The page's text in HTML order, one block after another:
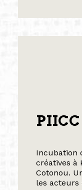
PIICC
Incubation
créatives à
Cotonou.
les